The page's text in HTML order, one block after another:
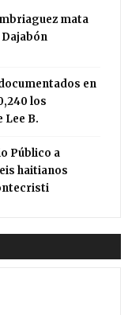
mata
en
los
Lee B.
Público a
haitianos